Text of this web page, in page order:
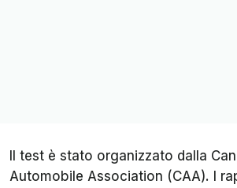
Il test è stato organizzato dalla
Automobile Association (CAA). I